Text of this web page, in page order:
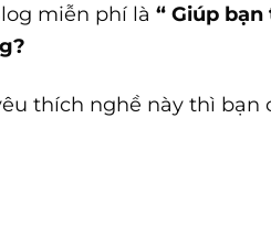
miễn phí là “ Giúp
thích nghề này thì bạn